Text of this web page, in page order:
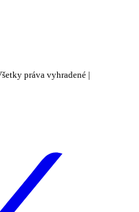
práva vyhradené |